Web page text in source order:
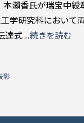
瀨香氏が瑞宝中綬
学研究科において
達式 ...続きを読む
彰